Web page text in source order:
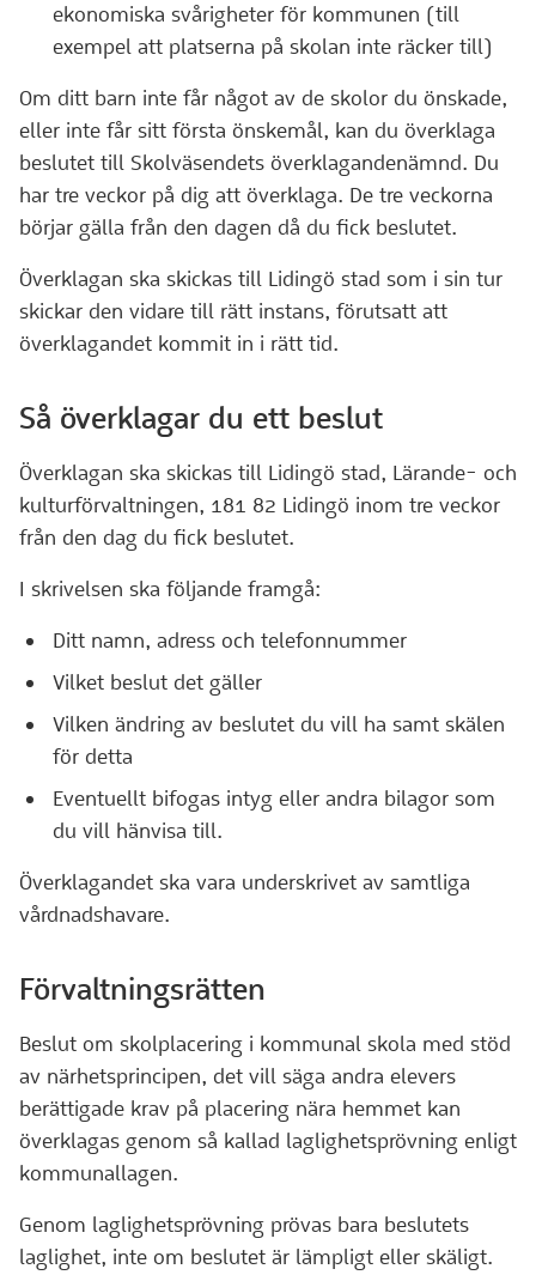
ekonomiska svårigheter för kommunen (till
exempel att platserna på skolan inte räcker till)
Om ditt barn inte får något av de skolor du önskade,
eller inte får sitt första önskemål, kan du överklaga
beslutet till Skolväsendets överklagandenämnd. Du
har tre veckor på dig att överklaga. De tre veckorna
börjar gälla från den dagen då du fick beslutet.
Överklagan ska skickas till Lidingö stad som i sin tur
skickar den vidare till rätt instans, förutsatt att
överklagandet kommit in i rätt tid.
Så överklagar du ett beslut
Överklagan ska skickas till Lidingö stad, Lärande- och
kulturförvaltningen, 181 82 Lidingö inom tre veckor
från den dag du fick beslutet.
I skrivelsen ska följande framgå:
Ditt namn, adress och telefonnummer
Vilket beslut det gäller
Vilken ändring av beslutet du vill ha samt skälen
för detta
Eventuellt bifogas intyg eller andra bilagor som
du vill hänvisa till.
Överklagandet ska vara underskrivet av samtliga
vårdnadshavare.
Förvaltningsrätten
Beslut om skolplacering i kommunal skola med stöd
av närhetsprincipen, det vill säga andra elevers
berättigade krav på placering nära hemmet kan
överklagas genom så kallad laglighetsprövning enligt
kommunallagen.
Genom laglighetsprövning prövas bara beslutets
laglighet, inte om beslutet är lämpligt eller skäligt.